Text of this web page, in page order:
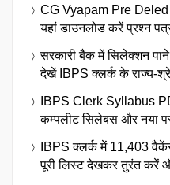
CG Vyapam Pre
यहां डाउनलोड करें प्रश्न
सरकारी बैंक में सिलेक्शन
देखें IBPS क्लर्क के राज्य-
IBPS Clerk Syllabus
कम्पलीट सिलेबस और नया
IBPS क्लर्क में 11,403
पूरी लिस्ट देखकर तुरंत करें